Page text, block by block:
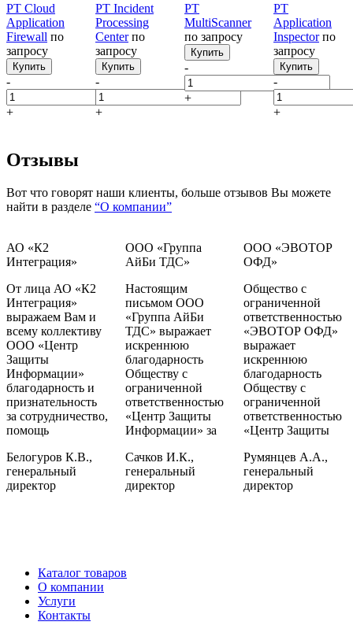
PT Cloud
Application
Firewall по
запросу
Купить
-
+
PT Incident
Processing
Center по
запросу
Купить
-
+
PT
MultiScanner
по запросу
Купить
-
+
PT
Application
Inspector по
запросу
Купить
-
+
Отзывы
Вот что говорят наши клиенты, больше отзывов Вы можете
найти в разделе “О компании”
АО «К2
Интеграция»
От лица АО «К2
Интеграция»
выражаем Вам и
всему коллективу
ООО «Центр
Защиты
Информации»
благодарность и
признательность
за сотрудничество,
помощь
Белогуров К.В.,
генеральный
директор
ООО «Группа
АйБи ТДС»
Настоящим
письмом ООО
«Группа АйБи
ТДС» выражает
искреннюю
благодарность
Обществу с
ограниченной
ответственностью
«Центр Защиты
Информации» за
Сачков И.К.,
генеральный
директор
ООО «ЭВОТОР
ОФД»
Общество с
ограниченной
ответственностью
«ЭВОТОР ОФД»
выражает
искреннюю
благодарность
Обществу с
ограниченной
ответственностью
«Центр Защиты
Румянцев А.А.,
генеральный
директор
Каталог товаров
О компании
Услуги
Контакты